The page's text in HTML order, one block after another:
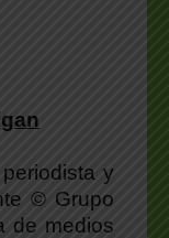
y
© Grupo
de medios